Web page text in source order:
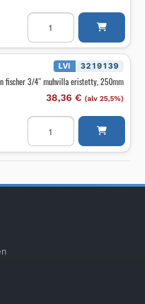
Teollisuuspidin
fischer
muhvilla
eristetty
määrä
LVI 3219139
fischer 3/4″ muhvilla eristetty, 250mm
38,36 € (alv 25,5%)
Teollisuuspidin
fischer
3/4"
muhvilla
eristetty,